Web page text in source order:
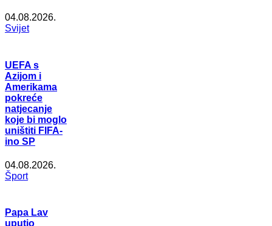
04.08.2026.
Svijet
UEFA s
Azijom i
Amerikama
pokreće
natjecanje
koje bi moglo
uništiti FIFA-
ino SP
04.08.2026.
Šport
Papa Lav
uputio